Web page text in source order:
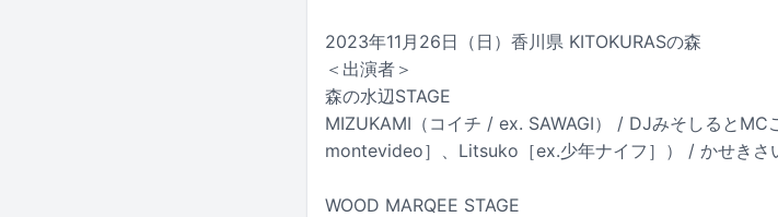
2023年11月26日（日）香川県 KITOKURASの森
＜出演者＞
森の水辺STAGE
MIZUKAMI（コイチ / ex. SAWAGI） / DJみそしると
montevideo］、Litsuko［ex.少年ナイフ］） / かせきさ
WOOD MARQEE STAGE